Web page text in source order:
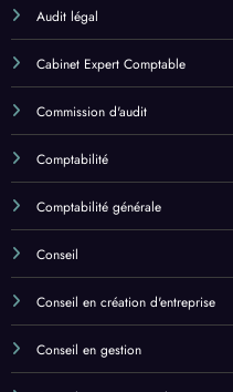
Audit légal
Cabinet Expert Comptable
Commission d'audit
Comptabilité
Comptabilité générale
Conseil
Conseil en création d'entreprise
Conseil en gestion